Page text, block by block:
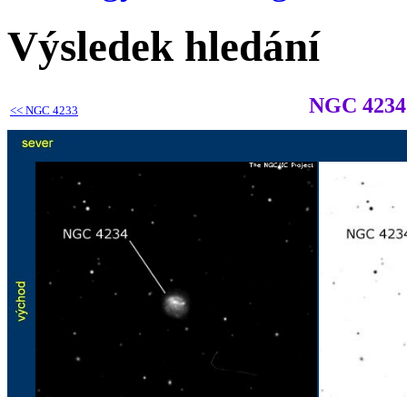
Výsledek hledání
<< NGC 4233 NGC 4234